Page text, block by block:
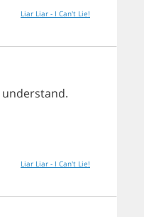
Liar Liar - I Can't Lie!
understand.
Liar Liar - I Can't Lie!